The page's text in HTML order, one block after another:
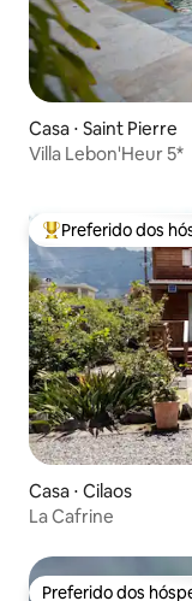
Casa ⋅ Saint Pierre
Villa Lebon'Heur 5*
Entre os melhores
Preferido dos
Casa ⋅ Cilaos
La Cafrine
Preferido dos